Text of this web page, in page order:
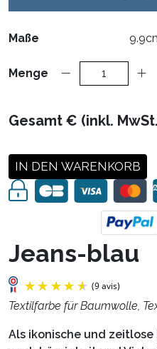
Jeans-blau
Textilfarbe für Baumwolle,
Als ikonische und zeitlose
Maße
Menge
Gesamt € (inkl.
IN DEN WARENKORB